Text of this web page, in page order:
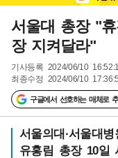
서울대 총장 "
장 지켜달라"
기사등록 2024/06/10
최종수정 2024/06/10
구글에서 선호하는 매체로
서울의대·서울대
유홍림 총장 10일